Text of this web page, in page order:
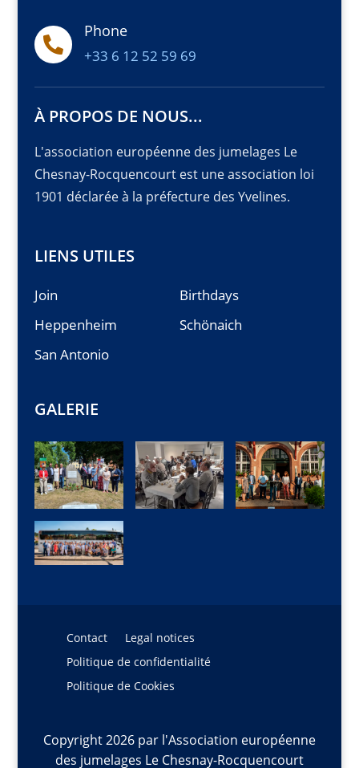

Phone
+33 6 12 52 59 69
À PROPOS DE NOUS...
L'association européenne des jumelages Le
Chesnay-Rocquencourt est une association loi
1901 déclarée à la préfecture des Yvelines.
LIENS UTILES
Join
Birthdays
Heppenheim
Schönaich
San Antonio
GALERIE
Contact
Legal notices
Politique de confidentialité
Politique de Cookies
Copyright 2026 par l'Association européenne
des jumelages Le Chesnay-Rocquencourt